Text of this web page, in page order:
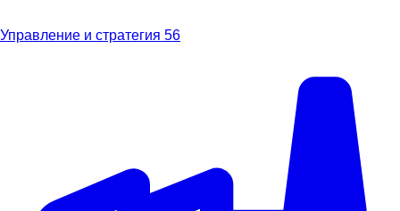
Управление и стратегия 56